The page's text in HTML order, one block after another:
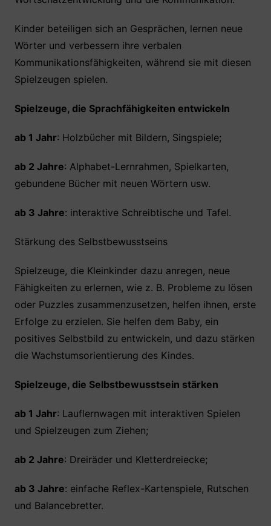
Kinder beteiligen sich an Gesprächen, lernen neue
Wörter und verbessern ihre verbalen
Kommunikationsfähigkeiten, während sie mit diesen
Spielzeugen spielen.
Spielzeuge, die Sprachfähigkeiten entwickeln
ab 1 Jahr: Holzbücher mit Bildern, Singspiele;
ab 2 Jahre: Alphabet-Lernrahmen, Spielkarten,
gebundene Bücher mit neuen Wörtern usw.
ab 3 Jahre: interaktive Schreibtische und Tafel.
Stärkung des Selbstbewusstseins
Spielzeuge, die Kleinkinder dazu anregen, neue
Fähigkeiten zu erlernen, wie z. B. Probleme zu lösen
oder Puzzles zusammenzusetzen, helfen ihnen, erste
Erfolge zu erzielen. Sie helfen dem Baby, ein
positives Selbstbild zu entwickeln, und dazu stärken
die Wachstumsorientierung des Kindes.
Spielzeuge, die Selbstbewusstsein stärken
ab 1 Jahr: Lauflernwagen mit interaktiven Spielen
und Spielzeugen zum Ziehen;
ab 2 Jahre: Dreiräder und Kletterdreiecke;
ab 3 Jahre: einfache Reflex-Kartenspiele, Rutschen
und Balancebretter.